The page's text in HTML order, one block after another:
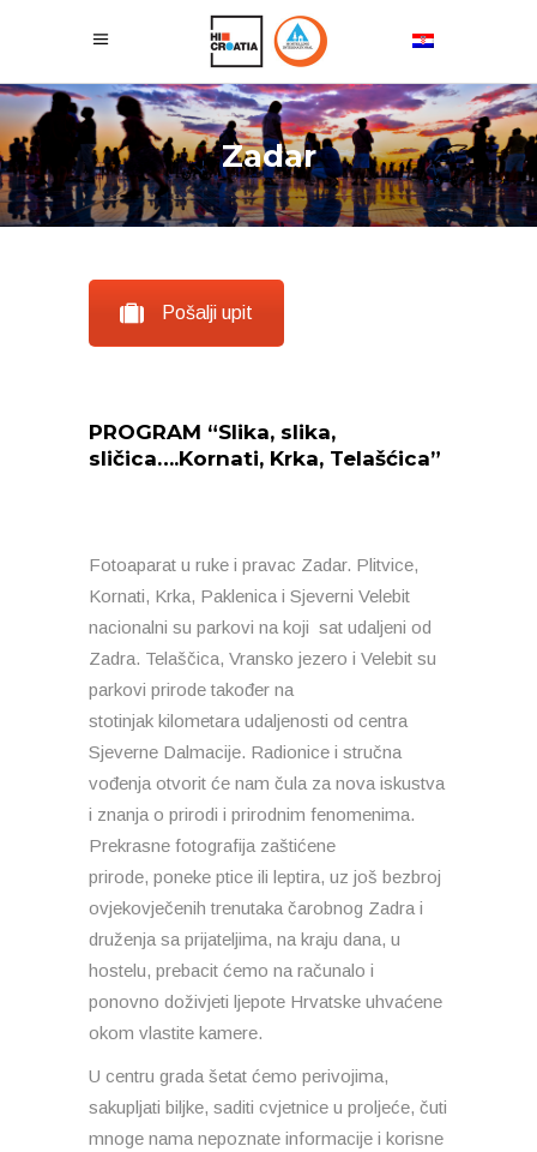
Zadar
Pošalji upit
PROGRAM “Slika, slika,
sličica….Kornati, Krka, Telašćica”
Fotoaparat u ruke i pravac Zadar. Plitvice,
Kornati, Krka, Paklenica i Sjeverni Velebit
nacionalni su parkovi na koji sat udaljeni od
Zadra. Telaščica, Vransko jezero i Velebit su
parkovi prirode također na
stotinjak kilometara udaljenosti od centra
Sjeverne Dalmacije. Radionice i stručna
vođenja otvorit će nam čula za nova iskustva
i znanja o prirodi i prirodnim fenomenima.
Prekrasne fotografija zaštićene
prirode, poneke ptice ili leptira, uz još bezbroj
ovjekovječenih trenutaka čarobnog Zadra i
druženja sa prijateljima, na kraju dana, u
hostelu, prebacit ćemo na računalo i
ponovno doživjeti ljepote Hrvatske uhvaćene
okom vlastite kamere.
U centru grada šetat ćemo perivojima,
sakupljati biljke, saditi cvjetnice u proljeće, čuti
mnoge nama nepoznate informacije i korisne